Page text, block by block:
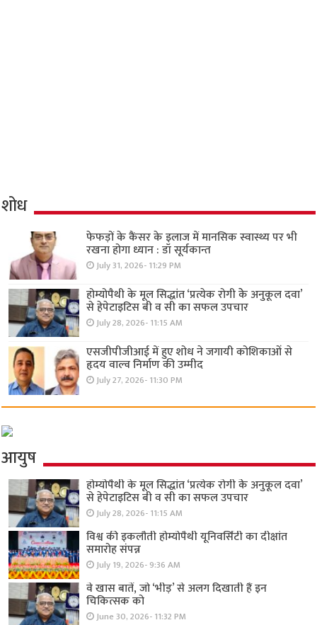
शोध
फेफड़ों के कैंसर के इलाज में मानसिक स्वास्थ्य पर भी
रखना होगा ध्यान : डॉ सूर्यकान्त
July 31, 2026- 11:29 PM
होम्योपैथी के मूल सिद्धांत ‘प्रत्येक रोगी केे अनुकूल दवा’
से हेपेटाइटिस बी व सी का सफल उपचार
July 28, 2026- 11:15 AM
एसजीपीजीआई में हुए शोध ने जगायी कोशिकाओं से
हृदय वाल्व निर्माण की उम्मीद
July 27, 2026- 11:30 PM
आयुष
होम्योपैथी के मूल सिद्धांत ‘प्रत्येक रोगी केे अनुकूल दवा’
से हेपेटाइटिस बी व सी का सफल उपचार
July 28, 2026- 11:15 AM
विश्व की इकलौती होम्योपैथी यूनिवर्सिटी का दीक्षांत
समारोह संपन्न
July 19, 2026- 9:36 AM
वे खास बातें, जो ‘भीड़’ से अलग दिखाती हैं इन
चिकित्सक को
June 30, 2026- 11:32 PM